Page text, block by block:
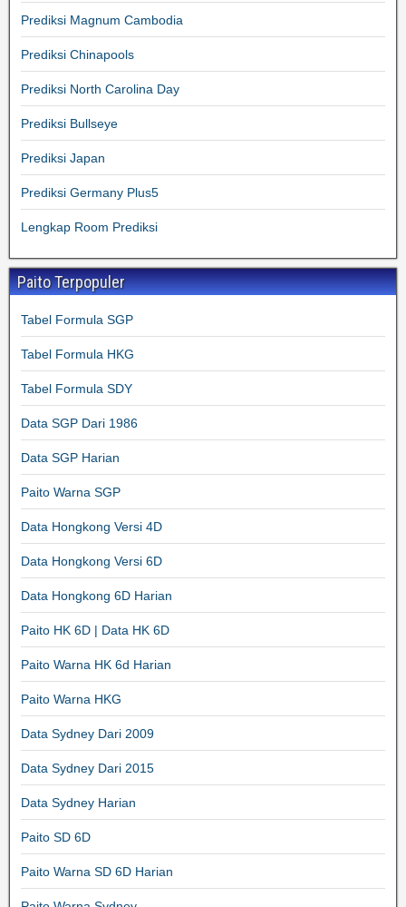
Prediksi Magnum Cambodia
Prediksi Chinapools
Prediksi North Carolina Day
Prediksi Bullseye
Prediksi Japan
Prediksi Germany Plus5
Lengkap Room Prediksi
Paito Terpopuler
Tabel Formula SGP
Tabel Formula HKG
Tabel Formula SDY
Data SGP Dari 1986
Data SGP Harian
Paito Warna SGP
Data Hongkong Versi 4D
Data Hongkong Versi 6D
Data Hongkong 6D Harian
Paito HK 6D | Data HK 6D
Paito Warna HK 6d Harian
Paito Warna HKG
Data Sydney Dari 2009
Data Sydney Dari 2015
Data Sydney Harian
Paito SD 6D
Paito Warna SD 6D Harian